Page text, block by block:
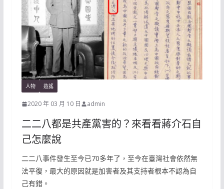
人物 造謠
2020 年 03 月 10 日 admin
二二八都是共產黨害的？來看看蔣介石自
己怎麼說
二二八事件發生至今已70多年了，至今在臺灣社會依然無
法平復，最大的原因就是加害者及其支持者根本不認為自
己有錯。